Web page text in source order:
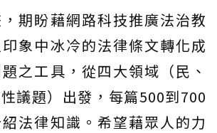
期盼藉網路科技推廣法治教
象中冰冷的法律條文轉化成
之工具，從四大領域（民、
議題）出發，每篇500到700
法律知識。希望藉眾人的力